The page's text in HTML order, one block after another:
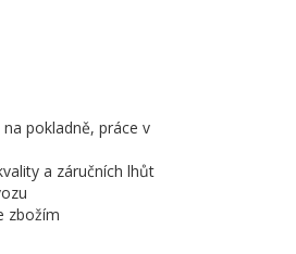
pokladně, práce v
a záručních lhůt
zbožím